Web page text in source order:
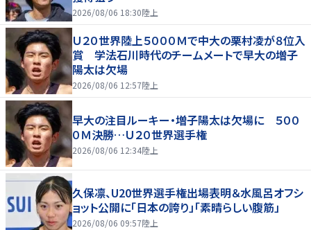
2026/08/06 18:30陸上
Ｕ２０世界陸上５０００Ｍで中大の栗村凌が８位入
賞 学法石川時代のチームメートで早大の増子
陽太は欠場
2026/08/06 12:57陸上
早大の注目ルーキー・増子陽太は欠場に ５００
０Ｍ決勝…Ｕ２０世界選手権
2026/08/06 12:34陸上
久保凛、U20世界選手権出場表明＆水風呂オフシ
ョット公開に「日本の誇り」「素晴らしい腹筋」
2026/08/06 09:57陸上